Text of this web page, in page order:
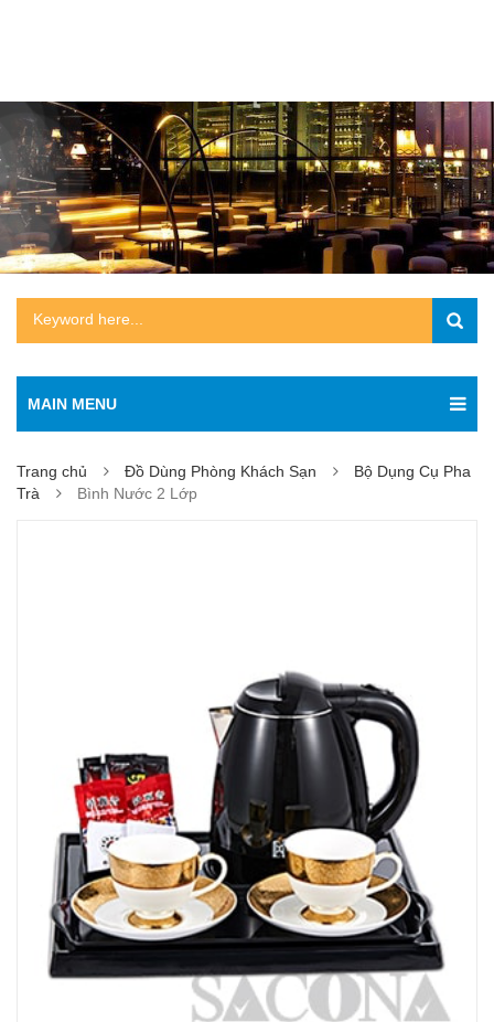
MAIN MENU
Trang chủ Đồ Dùng Phòng Khách Sạn
Bộ Dụng Cụ Pha
Trà
Bình Nước 2 Lớp